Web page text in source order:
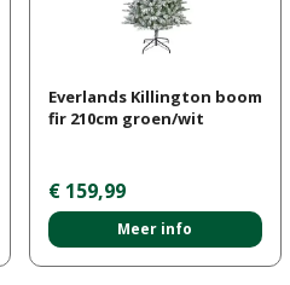
Everlands Killington boom
fir 210cm groen/wit
€ 159,99
Meer info